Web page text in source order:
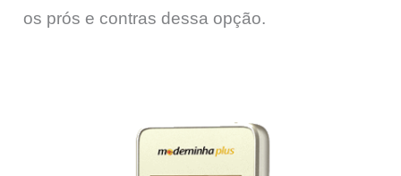
os prós e contras dessa opção.